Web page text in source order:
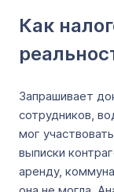
Как
Запрашивает
сотрудников,
мог
выписки
аренду,